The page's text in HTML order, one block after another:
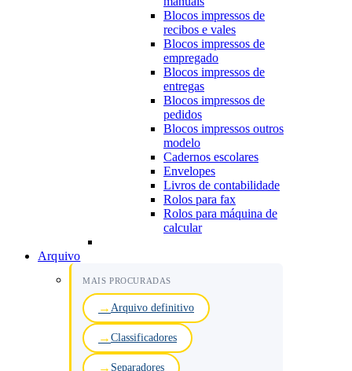
Blocos impressos de
recibos e vales
Blocos impressos de
empregado
Blocos impressos de
entregas
Blocos impressos de
pedidos
Blocos impressos outros
modelo
Cadernos escolares
Envelopes
Livros de contabilidade
Rolos para fax
Rolos para máquina de
calcular
Arquivo
MAIS PROCURADAS
Arquivo definitivo
Classificadores
Separadores